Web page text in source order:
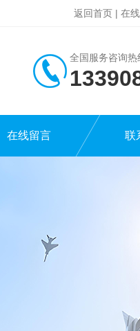
返回首页 | 在
全国服务咨询热
在线留言 联